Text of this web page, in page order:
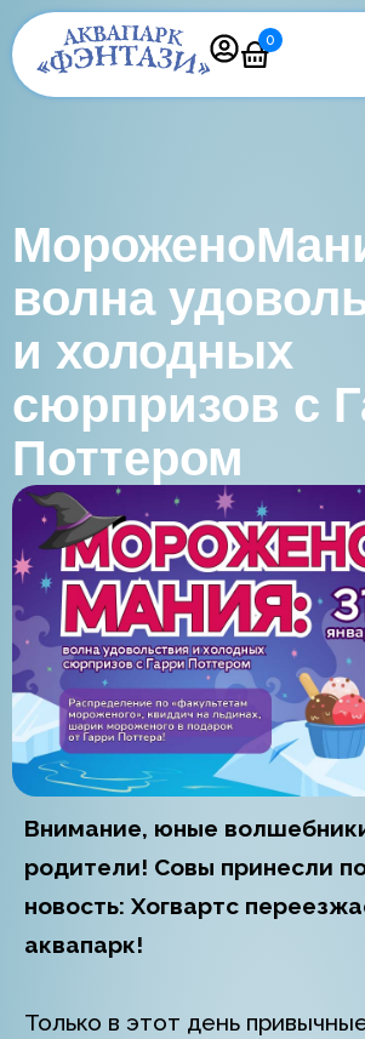
0
волна
и холодных
сюрпризов с
Поттером
Внимание, юные
родители! Совы принесли
новость: Хогвартс
аквапарк!
Только в этот день